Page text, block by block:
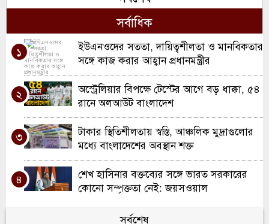
৭ মৌলভীবাজারে ১৩ ডাকাতের যাবজ্জীবন কারাদণ্ড
৮
কুলাউড়ায় ইউএনও পদে রদবদল, দায়িত্বে
আসছেন সানজিদা আক্তার
৯
রবিরবাজার-কর্মধা সড়ক সংস্কারে অনিয়মের
অভিযোগ
১০
শ্রীমঙ্গলে মসজিদে ফজরের নামাজরত অবস্থায়
মুসল্লি খুন
সর্বাধিক
১
ইউএনওদের সততা, দায়িত্বশীলতা ও মানবিকতার
সঙ্গে কাজ করার আহ্বান প্রধানমন্ত্রীর
২
অস্ট্রেলিয়ার বিপক্ষে টেস্টের আগে বড় ধাক্কা, ৫৪
রানে অলআউট বাংলাদেশ
৩
টাকার স্থিতিশীলতায় স্বস্তি, আঞ্চলিক মুদ্রাগুলোর
মধ্যে বাংলাদেশের অবস্থান শক্ত
৪
শেখ হাসিনার বক্তব্যের সঙ্গে ভারত সরকারের
কোনো সম্পৃক্ততা নেই: জয়সওয়াল
বাংলাদেশে ফিরে বিচার মোকাবিলায় প্রস্তুত
সর্বশেষ